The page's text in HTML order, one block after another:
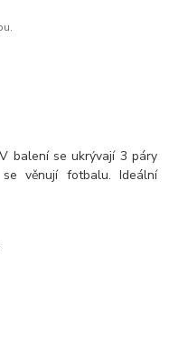
balení se ukrývají 3 páry
věnují fotbalu. Ideální